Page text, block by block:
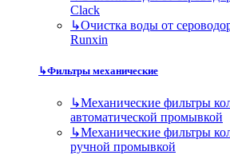
Clack
↳Очистка воды от
Runxin
↳Фильтры механические
↳Механические фильтры
автоматической промывкой
↳Механические фильтры
ручной промывкой